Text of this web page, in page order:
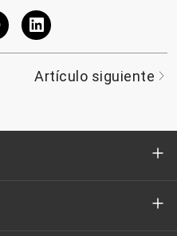
Artículo siguiente